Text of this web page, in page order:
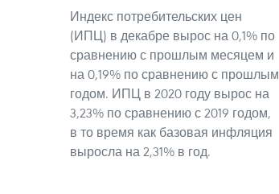
Индекс потребительских цен
(ИПЦ) в декабре вырос на 0,1% по
сравнению с прошлым месяцем и
на 0,19% по сравнению с прошлым
годом. ИПЦ в 2020 году вырос на
3,23% по сравнению с 2019 годом,
в то время как базовая инфляция
выросла на 2,31% в год.